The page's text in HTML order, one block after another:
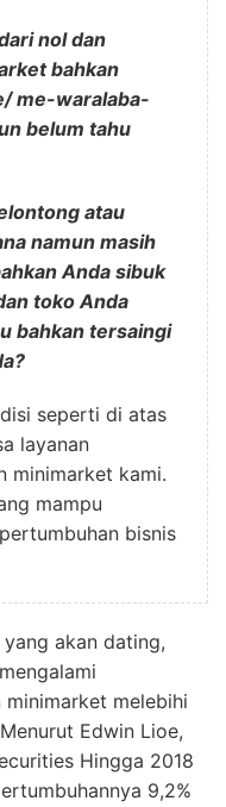
nol dan
bahkan
me-waralaba-
belum tahu
atau
namun masih
Anda sibuk
toko Anda
bahkan tersaingi
seperti di atas
layanan
minimarket kami.
mampu
bisnis
akan dating,
melebihi
Edwin Lioe,
Hingga 2018
9,2%